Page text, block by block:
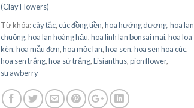
(Clay Flowers)
Từ khóa:cây tắc,cúc đồng tiền,hoa hướng dương,hoa lan
chuông,hoa lan hoàng hậu,hoa linh lan bonsai mai,hoa loa
kèn,hoa mẫu đơn,hoa mộc lan,hoa sen,hoa sen hoa cúc,
hoa sen trắng,hoa sứ trắng,Lisianthus,pion flower,
strawberry